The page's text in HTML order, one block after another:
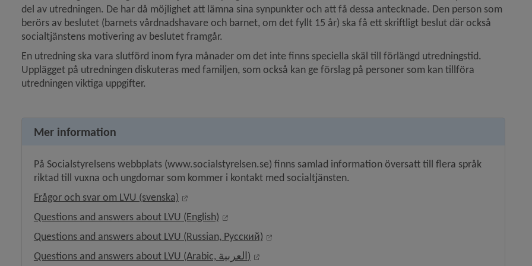
för Stöd till familjen
för Vårdnad, boende, umgänge
för Ung och placerad
för Anhörig
för Äldre
för Funktionsnedsättning
för Borgerlig vigsel
del av utredningen. De har då möjlighet att lämna sina synpunkter och att få dessa antecknade. Den person som
berörs av beslutet (barnets vårdnadshavare och barnet, om det fyllt 15 år) ska få ett skriftligt beslut där också
socialtjänstens motivering av beslutet framgår.
En utredning ska vara slutförd inom fyra månader om det inte finns speciella skäl till förlängd utredningstid.
Upplägget på utredningen diskuteras med familjen, som också kan ge förslag på personer som kan tillföra
utredningen viktiga uppgifter.
Mer information
På Socialstyrelsens webbplats (www.socialstyrelsen.se) finns samlad information översatt till flera språk
riktad till vuxna och ungdomar som kommer i kontakt med socialtjänsten.
Frågor och svar om LVU (svenska)
Länk till annan webbplats, öppnas i nytt fönster.
Questions and answers about LVU (English)
Länk till annan webbplats, öppnas i nytt fönster.
Questions and answers about LVU (Russian, Pусский)
Länk till annan webbplats, öppnas i nytt fönster.
Questions and answers about LVU (Arabic, العربية)
Länk till annan webbplats, öppnas i nytt fönster.